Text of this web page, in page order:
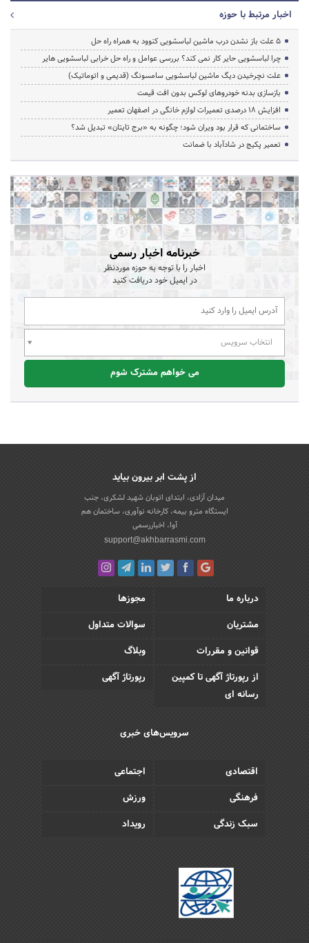
اخبار مرتبط با حوزه
5 علت باز نشدن درب ماشین لباسشویی کنوود به همراه راه حل
چرا لباسشویی حایر کار نمی کند؟ بررسی عوامل و راه حل خرابی لباسشویی هایر
علت نچرخیدن دیگ ماشین لباسشویی سامسونگ (قدیمی و اتوماتیک)
بازسازی بدنه خودروهای لوکس بدون افت قیمت
افزایش ۱۸ درصدی تعمیرات لوازم خانگی در اصفهان تعمیر
ساختمانی که قرار بود ویران شود؛ چگونه به «برج تایتان» تبدیل شد؟
تعمیر پکیج در شادآباد با ضمانت
خبرنامه اخبار رسمی
اخبار را با توجه به حوزه موردنظر
در ایمیل خود دریافت کنید
انتخاب سرویس
می خواهم مشترک شوم
از پشت ابر بیرون بیاید
میدان آزادی، ابتدای اتوبان شهید لشکری، جنب
ایستگاه مترو بیمه، کارخانه نوآوری، ساختمان هم
آوا، اخباررسمی
support@akhbarrasmi.com
درباره ما
مجوزها
مشتریان
سوالات متداول
قوانین و مقررات
وبلاگ
از رپورتاژ آگهی تا کمپین
رسانه ای
رپورتاژ آگهی
سرویس‌های خبری
اقتصادی
اجتماعی
فرهنگی
ورزش
سبک زندگی
رویداد